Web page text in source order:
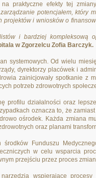
praktyczne efekty tej
potencjałem, który
projektów i wniosków o
i bardziej kompleksową
w Zgorzelcu Zofia Barczyk.
systemowych. Od wielu
dyrektorzy placówek i
zainicjowały spotkanie z
potrzeb zdrowotnych
profilu działalności oraz
oznacza to, że
ośrodek. Każda zmiana
oraz planami
Funduszu
w celu wsparcia
przejściu przez proces
wspierające